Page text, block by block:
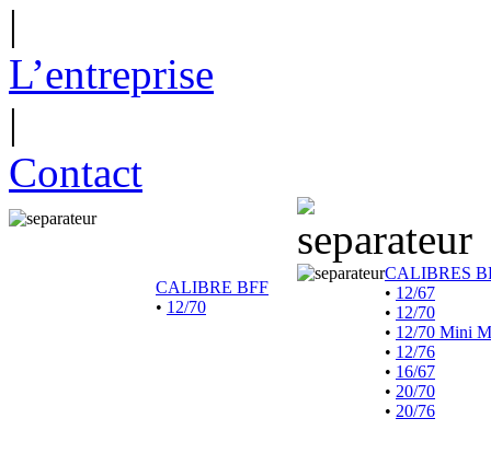
|
L’entreprise
|
Contact
CALIBRE BFF
• 12/70
CALIBRES
• 12/67
• 12/70
• 12/70 Mini
• 12/76
• 16/67
• 20/70
• 20/76